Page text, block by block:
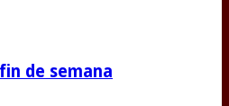
de semana